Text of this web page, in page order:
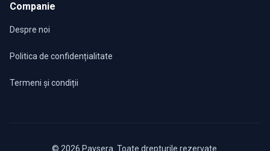
Companie
Despre noi
Politica de confidențialitate
Termeni și condiții
© 2026 Paysera. Toate drepturile rezervate.